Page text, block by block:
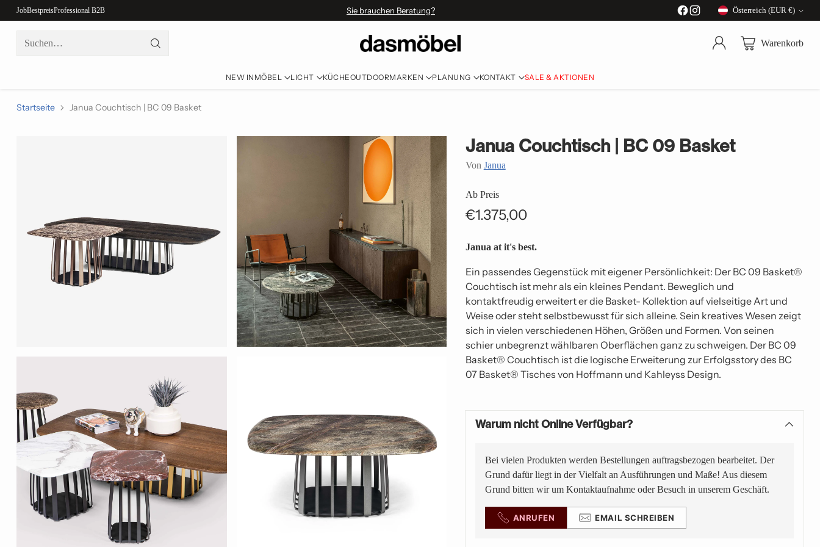
JobBestpreisProfessional B2B Sie brauchen Beratung?
Währung
Österreich (EUR €)
Suchen… Warenkorb
NEW IN MÖBEL LICHT KÜCHEOUTDOORMARKEN PLANUNG KONTAKT SALE & AKTIONEN
Startseite Janua Couchtisch | BC 09 Basket
Janua Couchtisch | BC 09 Basket
Von Janua
Ab Preis
Normaler
Preis
€1.375,00
Janua at it's best.
Ein passendes Gegenstück mit eigener Persönlichkeit: Der BC 09 Basket®
Couchtisch ist mehr als ein kleines Pendant. Beweglich und
kontaktfreudig erweitert er die Basket- Kollektion auf vielseitige Art und
Weise oder steht selbstbewusst für sich alleine. Sein kreatives Wesen zeigt
sich in vielen verschiedenen Höhen, Größen und Formen. Von seinen
schier unbegrenzt wählbaren Oberflächen ganz zu schweigen. Der BC 09
Basket® Couchtisch ist die logische Erweiterung zur Erfolgsstory des BC
07 Basket® Tisches von Hoffmann und Kahleyss Design.
Warum nicht Online Verfügbar?
Bei vielen Produkten werden Bestellungen auftragsbezogen bearbeitet. Der
Grund dafür liegt in der Vielfalt an Ausführungen und Maße! Aus diesem
Grund bitten wir um Kontaktaufnahme oder Besuch in unserem Geschäft.
ANRUFEN EMAIL SCHREIBEN